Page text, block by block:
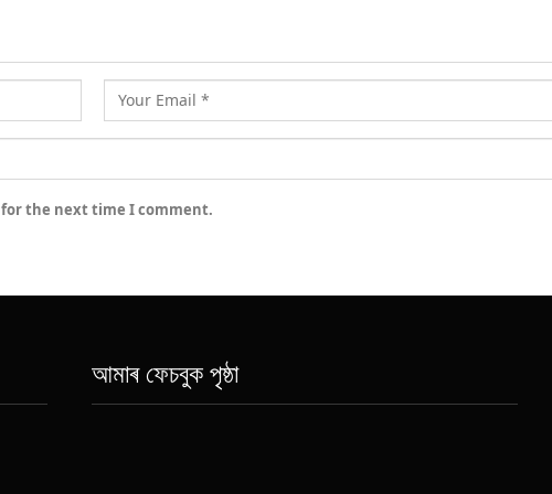
for the next time I comment.
আমাৰ ফেচবুক পৃষ্ঠা